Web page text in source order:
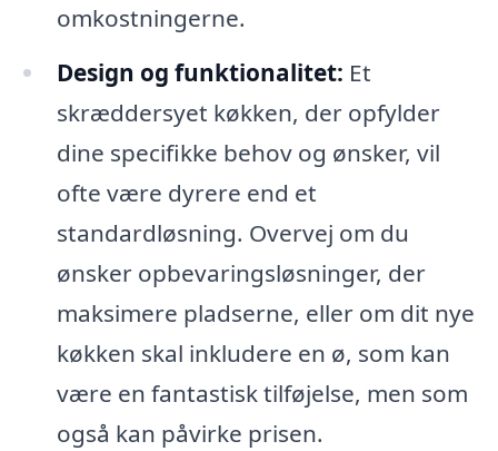
omkostningerne.
Design og funktionalitet: Et
skræddersyet køkken, der opfylder
dine specifikke behov og ønsker, vil
ofte være dyrere end et
standardløsning. Overvej om du
ønsker opbevaringsløsninger, der
maksimere pladserne, eller om dit nye
køkken skal inkludere en ø, som kan
være en fantastisk tilføjelse, men som
også kan påvirke prisen.